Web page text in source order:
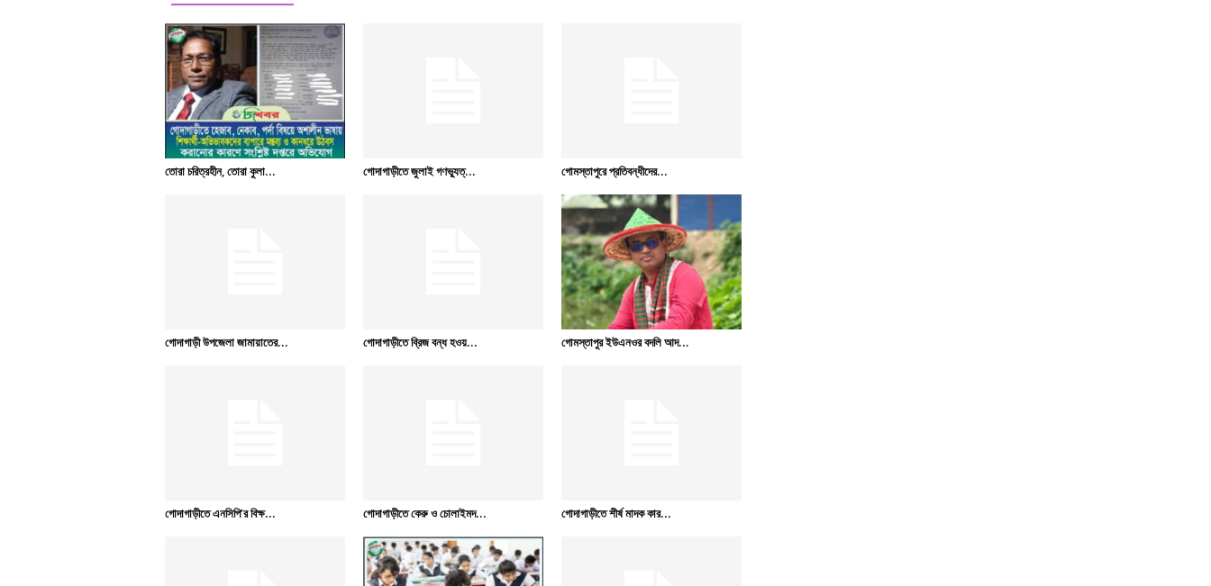
তোরা চরিত্রহীন, তোরা কুলা... গোদাগাড়ীতে জুলাই গণভ্যুত্... গোমস্তাপুরে প্রতিবন্ধীদের...
গোদাগাড়ী উপজেলা জামায়াতের... গোদাগাড়ীতে ব্রিজ বন্ধ হওয়... গোমস্তাপুর ইউএনওর বদলি আদ...
গোদাগাড়ীতে এনসিপি’র বিক্ষ... গোদাগাড়ীতে কেরু ও চোলাইমদ... গোদাগাড়ীতে শীর্ষ মাদক কার...